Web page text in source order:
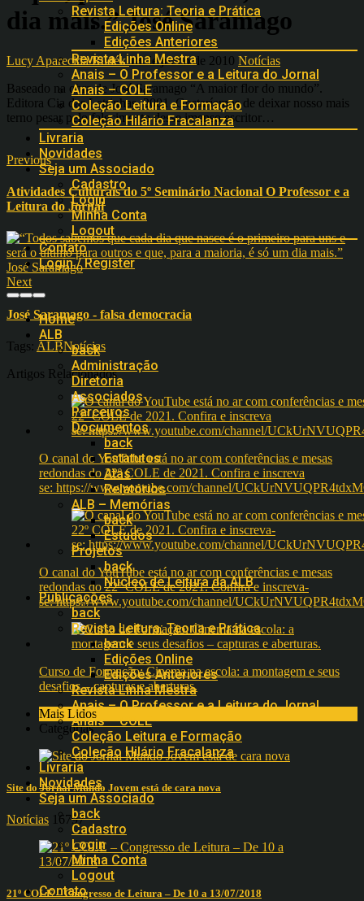
Revista Leitura: Teoria e Prática
Edições Online
Edições Anteriores
Revista Linha Mestra
Anais – O Professor e a Leitura do Jornal
Anais – COLE
Coleção Leitura e Formação
Coleção Hilário Fracalanza
Livraria
Novidades
Seja um Associado
Cadastro
Login
Minha Conta
Logout
Contato
Login / Register
Home
ALB
back
Administração
Diretoria
Associados
Parceiros
Documentos
back
Estatutos
Atas
Relatórios
ALB – Memórias
back
Estudos
Projetos
back
Núcleo de Leitura da ALB
Publicações
back
Revista Leitura: Teoria e Prática
back
Edições Online
Edições Anteriores
Revista Linha Mestra
Anais – O Professor e a Leitura do Jornal
Anais – COLE
Coleção Leitura e Formação
Coleção Hilário Fracalanza
Livraria
Novidades
Seja um Associado
back
Cadastro
Login
Minha Conta
Logout
Contato
dia mais.” José Saramago
Lucy Aparecida Rudék18 de junho de 2010 Notícias
Baseado na obra de José Saramago “A maior flor do mundo”.
Editora Cia das Letrinhas, 2001. Gostaríamos de deixar nosso mais
terno pesar pelo falecimento desse imenso escritor…
Previous
Atividades Culturais do 5º Seminário Nacional O Professor e a
Leitura do Jornal
Next
José Saramago - falsa democracia
Tags: ALBNotícias
Artigos Relacionados
O canal do YouTube está no ar com conferências e mesas
redondas do 22º COLE de 2021. Confira e inscreva
se: https://www.youtube.com/channel/
O canal do YouTube está no ar com conferências e mesas
redondas do 22º COLE de 2021. Confira e inscreva-
se: https://www.youtube.com/channel/
Curso de Formação: Cinema na escola: a montagem e seus
desafios – capturas e aberturas.
Mais Lidos
Categorias
Site do Jornal Mundo Jovem está de cara nova
Notícias 16797
21º COLE – Congresso de Leitura – De 10 a 13/07/2018